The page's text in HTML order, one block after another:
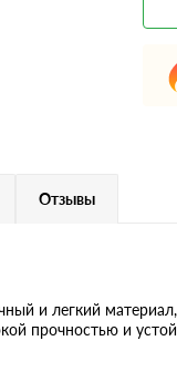
Отзывы
и легкий
прочностью и